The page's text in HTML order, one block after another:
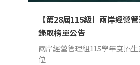
【第28屆115級】兩岸經營
錄取榜單公告
兩岸經營管理組115學年度招
位